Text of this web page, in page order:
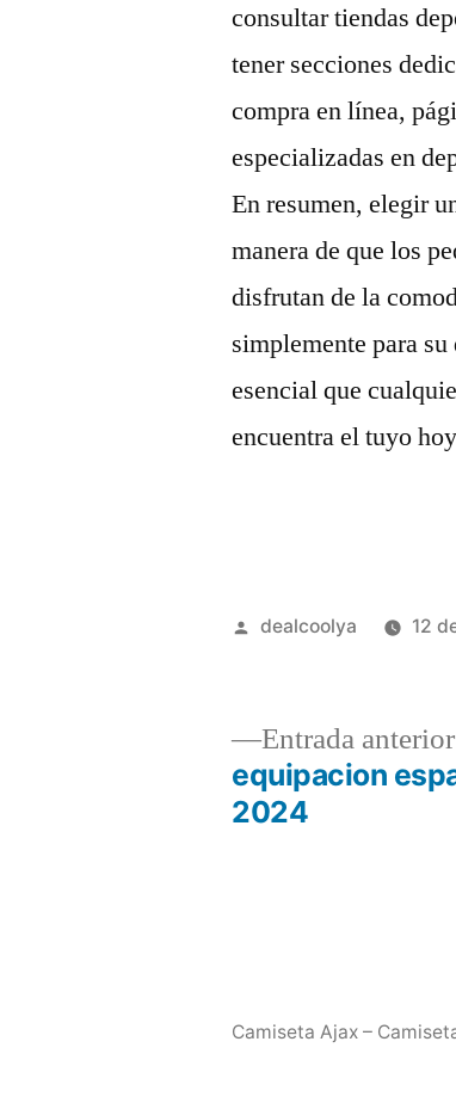
consultar tiendas
tener secciones
compra en línea,
especializadas en
En resumen, elegir
manera de que los
disfrutan de la
simplemente para
esencial que
encuentra el tuyo
Publicado
dealcoolya 12
Navegación
Entrada anterior
equipacion
2024
Camiseta Ajax –